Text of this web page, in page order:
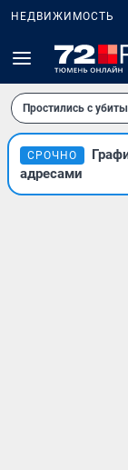
НЕДВИЖИМОСТЬ
Простились с
СРОЧНО
адресами